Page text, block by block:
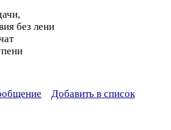
без лени
Добавить в список